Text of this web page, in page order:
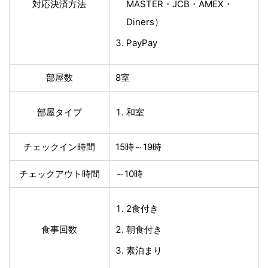
対応決済方法
MASTER・JCB・AMEX・
Diners）
PayPay
部屋数 8室
部屋タイプ 和室
チェックイン時間 15時～19時
チェックアウト時間 ～10時
食事回数
2食付き
朝食付き
素泊まり